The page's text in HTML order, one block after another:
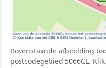
Bovenstaande afbeelding
postcodegebied 5066GL.